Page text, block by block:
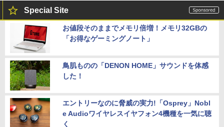
Special Site
お値段そのままでメモリ倍増！メモリ32GBの
「お得なゲーミングノート」
鳥肌ものの「DENON HOME」サウンドを体感
した！
エントリーなのに脅威の実力!「Osprey」Nobl
e Audioワイヤレスイヤフォン4機種を一気に聴
く